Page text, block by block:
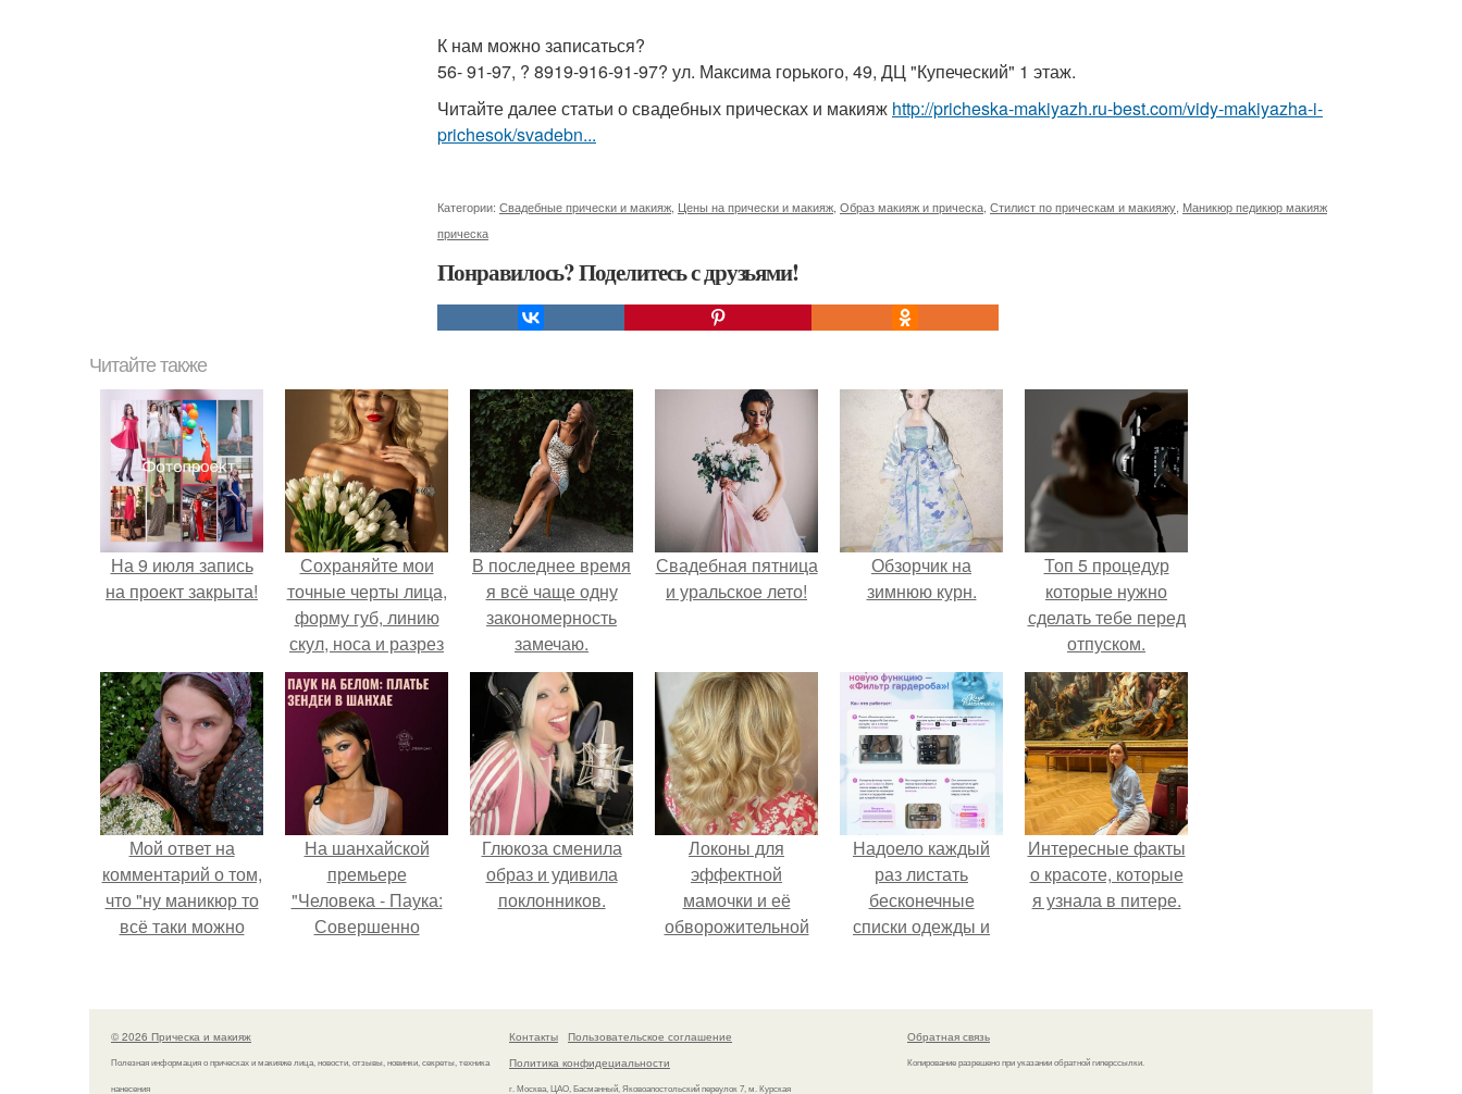
К нам можно записаться?
56- 91-97, ? 8919-916-91-97? ул. Максима горького, 49, ДЦ "Купеческий" 1 этаж.
Читайте далее статьи о свадебных прическах и макияж http://pricheska-makiyazh.ru-best.com/vidy-makiyazha-i-
prichesok/svadebn...
Категории: Свадебные прически и макияж Цены на прически и макияж Образ макияж и прическа Стилист по прическам и макияжу Маникюр педикюр макияж
прическа
Понравилось? Поделитесь с друзьями!
Читайте также
На 9 июля запись
на проект закрыта!
Сохраняйте мои
точные черты лица,
форму губ, линию
скул, носа и разрез
глаз.
В последнее время
я всё чаще одну
закономерность
замечаю.
Свадебная пятница
и уральское лето!
Обзорчик на
зимнюю курн.
Топ 5 процедур
которые нужно
сделать тебе перед
отпуском.
Мой ответ на
комментарий о том,
что "ну маникюр то
всё таки можно
На шанхайской
премьере
"Человека - Паука:
Совершенно
просто очередной
артефакт высокой
Глюкоза сменила
образ и удивила
поклонников.
Локоны для
эффектной
мамочки и её
обворожительной
Надоело каждый
раз листать
бесконечные
списки одежды и
кусочкам?
Интересные факты
о красоте, которые
я узнала в питере.
© 2026 Прическа и макияж
Полезная информация о прическах и макияже лица, новости, отзывы, новинки, секреты, техника
нанесения
Контакты
Пользовательское соглашение
Политика конфидециальности
г. Москва, ЦАО, Басманный, Яковоапостольский переулок 7, м. Курская
Обратная связь
Копирование разрешено при указании обратной гиперссылки.